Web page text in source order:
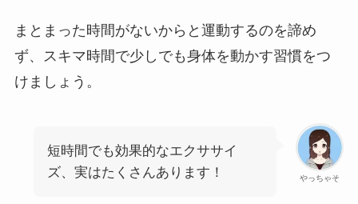
まとまった時間がないからと運動するのを諦め
ず、スキマ時間で少しでも身体を動かす習慣をつ
けましょう。
やっちゃそ
短時間でも効果的なエクササイ
ズ、実はたくさんあります！